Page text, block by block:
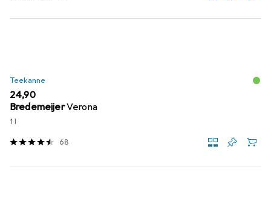
Teekanne
EUR
24,90
BredemeijerVerona
1 l
68